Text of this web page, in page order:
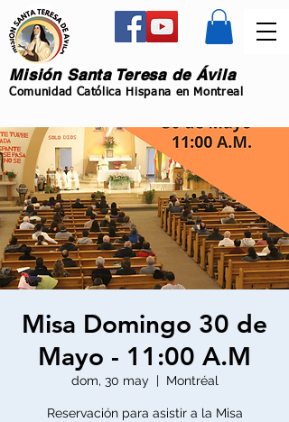
Misión Santa Teresa de Ávila
Comunidad Católica Hispana en Montreal
Misa Domingo 30 de
Mayo - 11:00 A.M
dom, 30 may
  |
Montréal
Reservación para asistir a la Misa